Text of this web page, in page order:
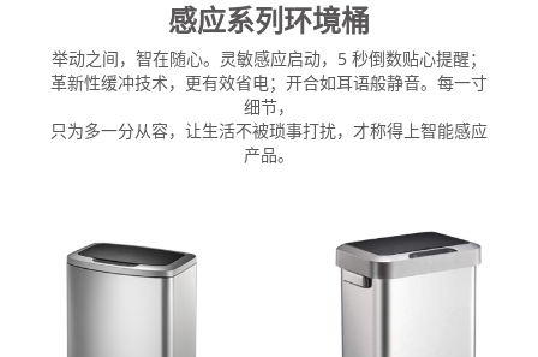
感应系列环境桶
举动之间，智在随心。灵敏感应启动，5 秒倒数贴心提醒；
革新性缓冲技术，更有效省电；开合如耳语般静音。每一寸
细节，
只为多一分从容，让生活不被琐事打扰，才称得上智能感应
产品。